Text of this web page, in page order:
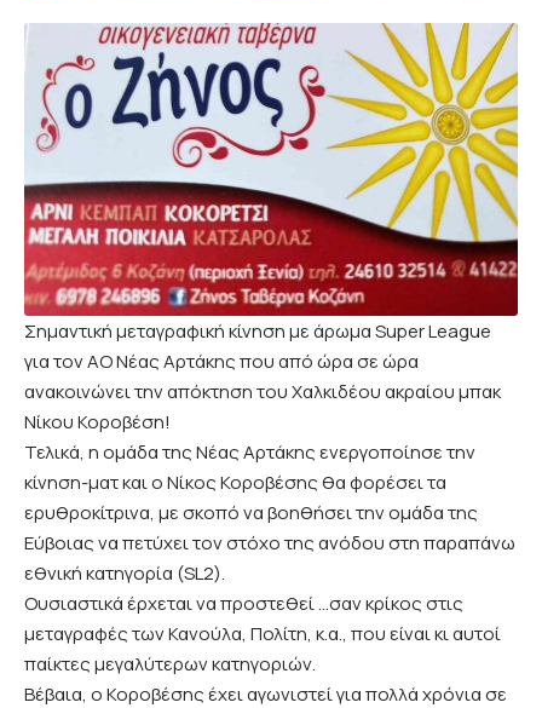
Σημαντική μεταγραφική κίνηση με άρωμα Super League
για τον ΑΟ Νέας Αρτάκης που από ώρα σε ώρα
ανακοινώνει την απόκτηση του Χαλκιδέου ακραίου μπακ
Νίκου Κοροβέση!
Τελικά, η ομάδα της Νέας Αρτάκης ενεργοποίησε την
κίνηση-ματ και ο Νίκος Κοροβέσης θα φορέσει τα
ερυθροκίτρινα, με σκοπό να βοηθήσει την ομάδα της
Εύβοιας να πετύχει τον στόχο της ανόδου στη παραπάνω
εθνική κατηγορία (SL2).
Ουσιαστικά έρχεται να προστεθεί …σαν κρίκος στις
μεταγραφές των Κανούλα, Πολίτη, κ.α., που είναι κι αυτοί
παίκτες μεγαλύτερων κατηγοριών.
Βέβαια, ο Κοροβέσης έχει αγωνιστεί για πολλά χρόνια σε